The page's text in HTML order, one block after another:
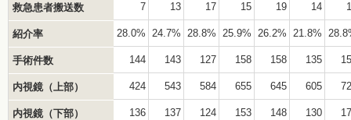
救急患者搬送数 7 13 17 15 19 14
紹介率 28.0% 24.7% 28.8% 25.9% 26.2% 21.8%
手術件数 144 143 127 158 158 135
内視鏡（上部） 424 543 584 655 645 605
内視鏡（下部） 136 137 124 153 148 130